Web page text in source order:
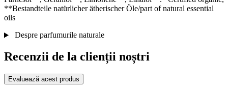
**Bestandteile natürlicher ätherischer Öle/part of natural essential
oils
Despre parfumurile naturale
Recenzii de la clienții noștri
Evaluează acest produs